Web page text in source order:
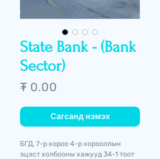
State Bank - (Bank
Sector)
₮ 0.00
Сагсанд нэмэх
БГД, 7-р хороо 4-р хорооллын
эцэст холбооны хажууд 34-1 тоот